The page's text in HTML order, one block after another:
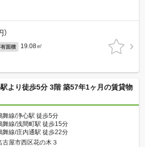
面積 19.08㎡
より徒歩5分 3階 築57年1ヶ月の賃貸物
舞線/浄心駅 徒歩5分
舞線/浅間町駅 徒歩15分
舞線/庄内通駅 徒歩22分
古屋市西区花の木３